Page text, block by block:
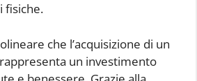
fisiche.
che l’acquisizione di un
rappresenta un investimento